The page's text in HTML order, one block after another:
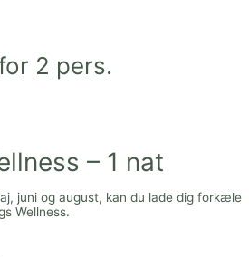
2 pers.
– 1 nat
juni og august, kan du lade dig forkæle
Wellness.